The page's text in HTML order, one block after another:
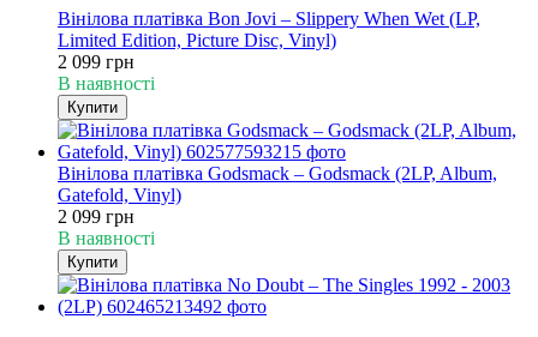
Вінілова платівка Bon Jovi – Slippery When Wet (LP,
Limited Edition, Picture Disc, Vinyl)
2 099 грн
В наявності
Купити
Вінілова платівка Godsmack – Godsmack (2LP, Album,
Gatefold, Vinyl)
2 099 грн
В наявності
Купити